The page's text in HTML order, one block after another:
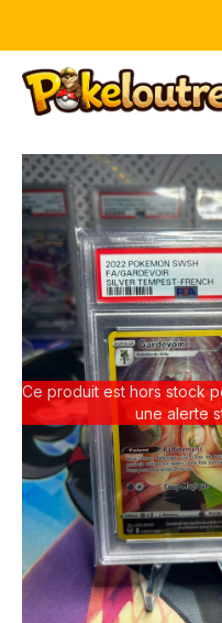
Ce produit est hors stock
une alerte